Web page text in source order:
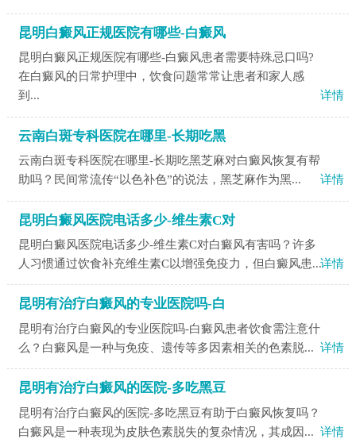
昆明白癜风正规医院有哪些-白癜风
昆明白癜风正规医院有哪些-白癜风患者需要特殊忌口吗?
在白癜风的日常护理中，饮食问题常常让患者和家人感
到...
详情
云南白斑专科医院在哪里-长期吃黑
云南白斑专科医院在哪里-长期吃黑芝麻对白癜风恢复有帮
助吗？民间常流传“以色补色”的说法，黑芝麻作为黑...
详情
昆明白癜风医院电话多少-维生素C对
昆明白癜风医院电话多少-维生素C对白癜风有害吗？许多
人习惯通过饮食补充维生素C以增强免疫力，但白癜风患...详情
昆明有治疗白癜风的专业医院吗-白
昆明有治疗白癜风的专业医院吗-白癜风患者饮食需注意什
么？白癜风是一种与免疫、遗传等多因素相关的色素脱... 详情
昆明有治疗白癜风的医院-多吃黑豆
昆明有治疗白癜风的医院-多吃黑豆有助于白癜风恢复吗？
白癜风是一种表现为皮肤色素脱失的复杂情况，其成因... 详情